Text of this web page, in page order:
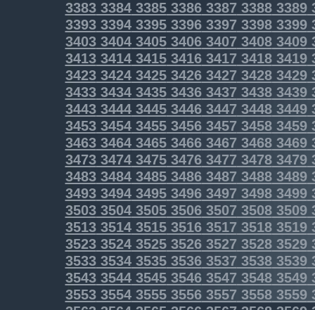
3383338433853386338733883389
3393339433953396339733983399
3403340434053406340734083409
3413341434153416341734183419
3423342434253426342734283429
3433343434353436343734383439
34433444344534463447 34483449
34533454345534563457 34583459
3463346434653466346734683469
34733474347534763477 34783479
34833484348534863487 34883489
34933494349534963497 34983499
35033504350535063507 35083509
35133514351535163517 35183519
35233524352535263527 35283529
35333534353535363537 35383539
35433544354535463547 35483549
35533554355535563557 35583559